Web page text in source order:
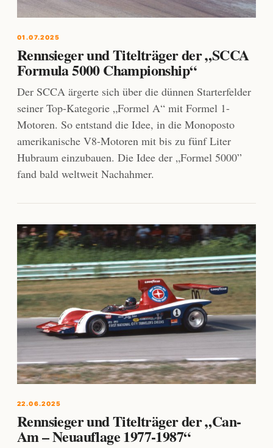
01.07.2025
Rennsieger und Titelträger der „SCCA
Formula 5000 Championship“
Der SCCA ärgerte sich über die dünnen Starterfelder
seiner Top-Kategorie „Formel A“ mit Formel 1-
Motoren. So entstand die Idee, in die Monoposto
amerikanische V8-Motoren mit bis zu fünf Liter
Hubraum einzubauen. Die Idee der „Formel 5000”
fand bald weltweit Nachahmer.
22.06.2025
Rennsieger und Titelträger der „Can-
Am – Neuauflage 1977-1987“